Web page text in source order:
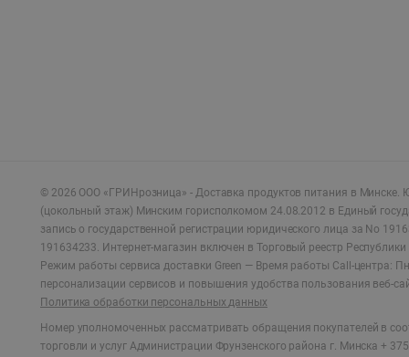
© 2026 ООО «ГРИНрозница» - Доставка продуктов питания в Минске.
(цокольный этаж) Минским горисполкомом 24.08.2012 в Единый
запись о государственной регистрации юридического лица за No
191634233. Интернет-магазин включен в Торговый реестр
Режим работы сервиса доставки Green — Время работы Call-центра:
персонализации сервисов и повышения удобства пользования веб-
Политика обработки персональных данных
Номер уполномоченных рассматривать обращения покупателей в
торговли и услуг Администрации Фрунзенского района г. Минска +